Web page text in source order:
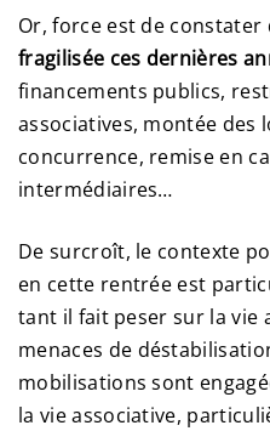
Or, force est de constater
fragilisée ces dernières
financements publics,
associatives, montée des
concurrence, remise en
intermédiaires…
De surcroît, le contexte
en cette rentrée est
tant il fait peser sur la vie
menaces de
mobilisations sont
la vie associative,